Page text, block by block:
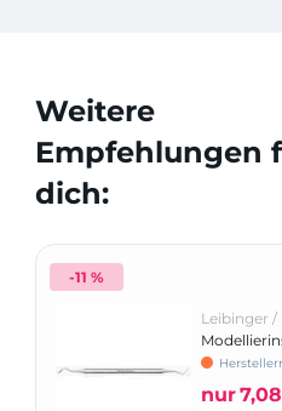
Weitere
Empfehlungen
dich:
-11 %
Leibinger /
nur